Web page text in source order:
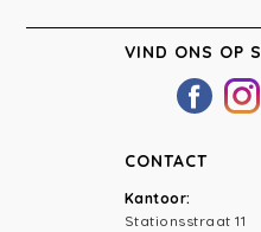
VIND ONS OP
CONTACT
Kantoor:
Stationsstraat 11